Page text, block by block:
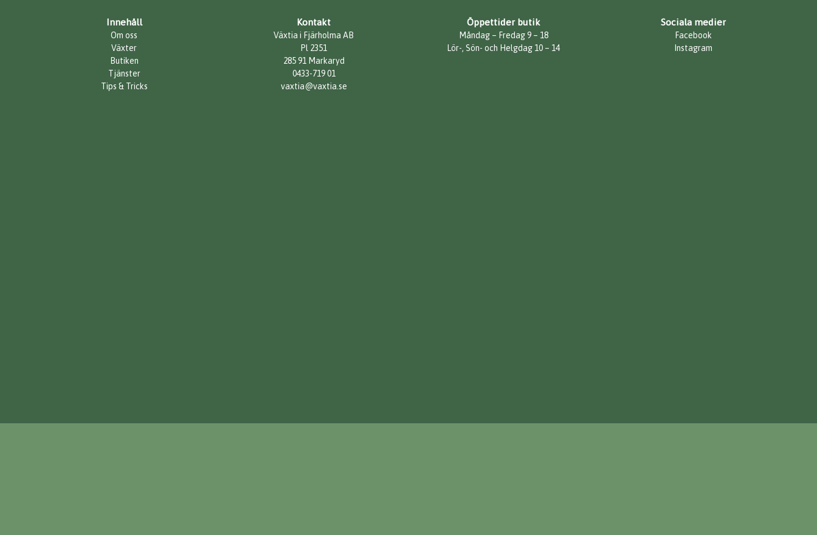
Innehåll
Om oss
Växter
Butiken
Tjänster
Tips & Tricks
Kontakt
Växtia i Fjärholma AB
Pl 2351
285 91 Markaryd
0433-719 01
vaxtia@vaxtia.se
Öppettider butik
Måndag – Fredag 9 – 18
Lör-, Sön- och Helgdag 10 – 14
Sociala medier
Facebook
Instagram